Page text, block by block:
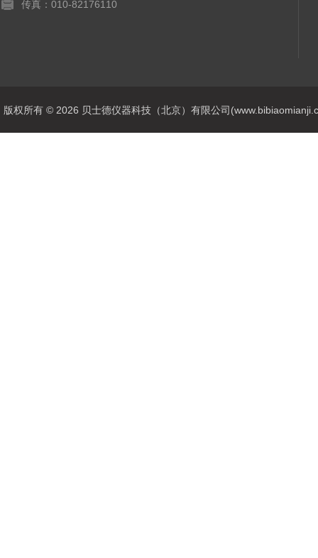
传真：010-82176110
版权所有 © 2026 贝士德仪器科技（北京）有限公司